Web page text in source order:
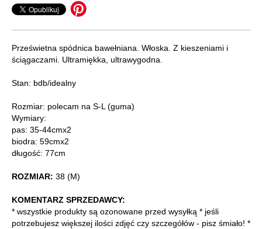
Prześwietna spódnica bawełniana. Włoska. Z kieszeniami i
ściągaczami. Ultramiękka, ultrawygodna.
Stan: bdb/idealny
Rozmiar: polecam na S-L (guma)
Wymiary:
pas: 35-44cmx2
biodra: 59cmx2
długość: 77cm
ROZMIAR: 38 (M)
KOMENTARZ SPRZEDAWCY:
* wszystkie produkty są ozonowane przed wysyłką * jeśli
potrzebujesz większej ilości zdjęć czy szczegółów - pisz śmiało! *